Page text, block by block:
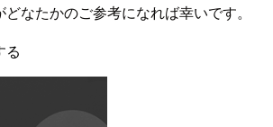
なたかのご参考になれば幸いです。
る